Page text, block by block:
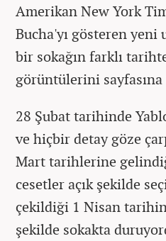
Amerikan New York
Bucha'yı gösteren yeni
bir sokağın farklı
görüntülerini sayfasına
28 Şubat tarihinde
ve hiçbir detay göze
Mart tarihlerine
cesetler açık şekilde
çekildiği 1 Nisan
şekilde sokakta